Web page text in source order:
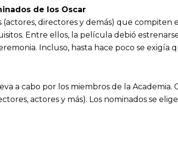
de los Oscar
(actores, directores y demás) que compiten
Entre ellos, la película debió
Incluso, hasta hace poco se exigía
a cabo por los miembros de la Academia.
actores y más). Los nominados se